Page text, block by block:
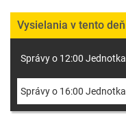
Vysielania v tento deň
Správy o 12:00 Jednotka
Správy o 16:00 Jednotka